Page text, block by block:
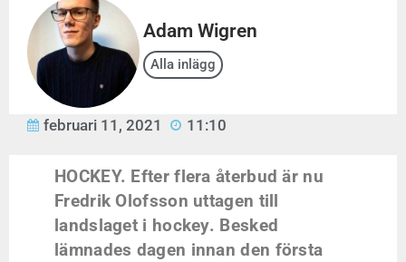
Adam Wigren
Alla inlägg
februari 11, 2021 11:10
HOCKEY. Efter flera återbud är nu
Fredrik Olofsson uttagen till
landslaget i hockey. Besked
lämnades dagen innan den första